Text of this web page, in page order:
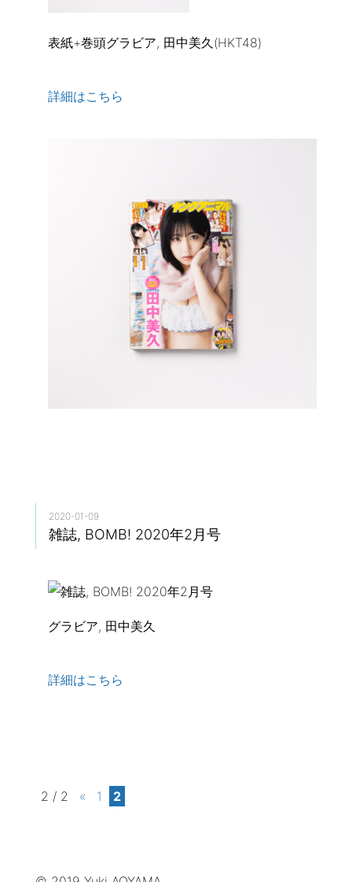
表紙+巻頭グラビア, 田中美久(HKT48)
詳細はこちら
2020-01-09
雑誌, BOMB! 2020年2月号
グラビア, 田中美久
詳細はこちら
2 / 2 « 1 2